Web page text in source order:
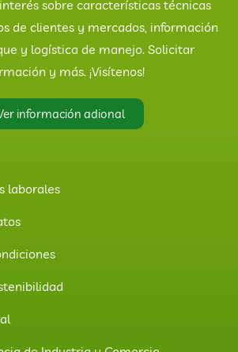
sobre características técnicas
de clientes y mercados, información
y logística de manejo. Solicitar
y más. ¡Visítenos!
información adional
laborales